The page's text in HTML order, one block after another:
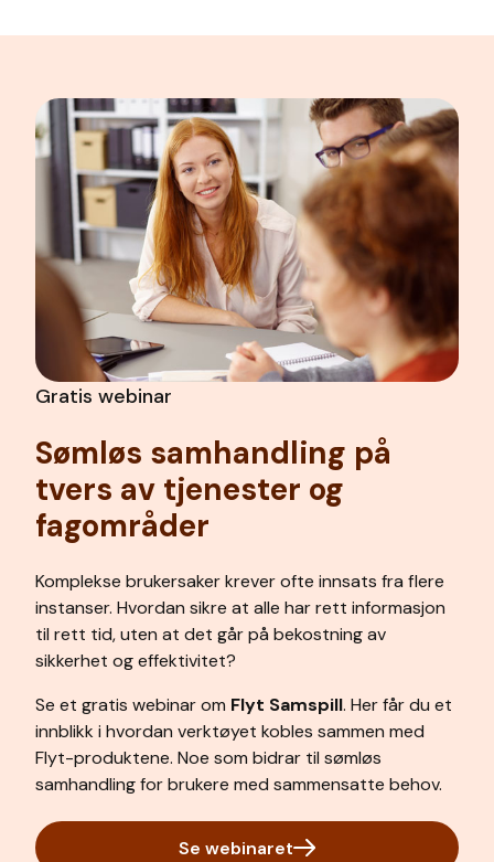
Gratis webinar
Sømløs samhandling på
tvers av tjenester og
fagområder
Komplekse brukersaker krever ofte innsats fra flere
instanser. Hvordan sikre at alle har rett informasjon
til rett tid, uten at det går på bekostning av
sikkerhet og effektivitet?
Se et gratis webinar om Flyt Samspill. Her får du et
innblikk i hvordan verktøyet kobles sammen med
Flyt-produktene. Noe som bidrar til sømløs
samhandling for brukere med sammensatte behov.
Se webinaret